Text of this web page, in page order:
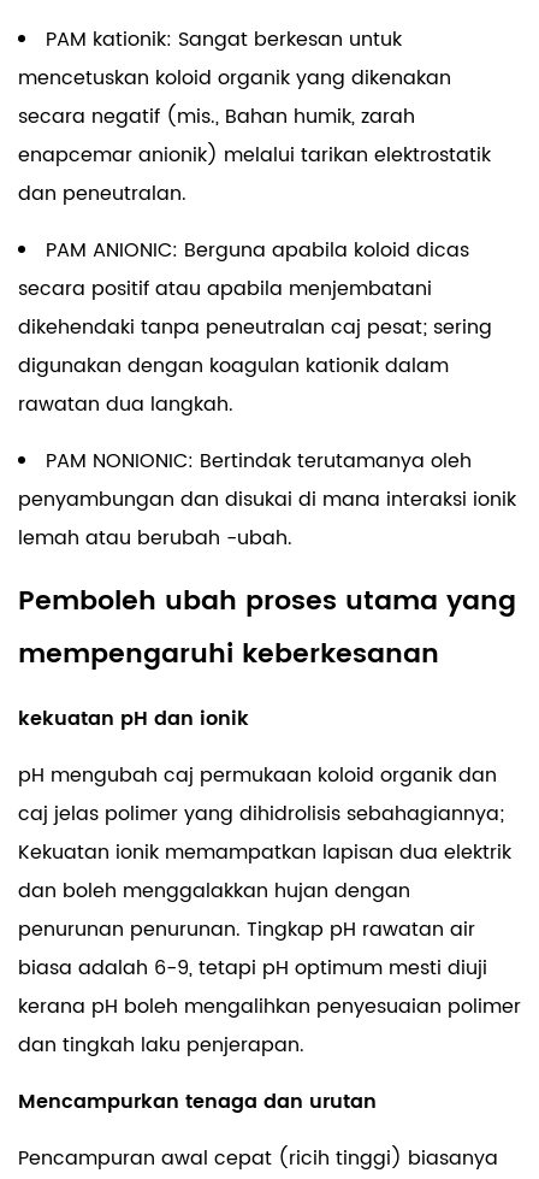
PAM kationik: Sangat berkesan untuk
mencetuskan koloid organik yang dikenakan
secara negatif (mis., Bahan humik, zarah
enapcemar anionik) melalui tarikan elektrostatik
dan peneutralan.
PAM ANIONIC: Berguna apabila koloid dicas
secara positif atau apabila menjembatani
dikehendaki tanpa peneutralan caj pesat; sering
digunakan dengan koagulan kationik dalam
rawatan dua langkah.
PAM NONIONIC: Bertindak terutamanya oleh
penyambungan dan disukai di mana interaksi ionik
lemah atau berubah -ubah.
Pemboleh ubah proses utama yang
mempengaruhi keberkesanan
kekuatan pH dan ionik
pH mengubah caj permukaan koloid organik dan
caj jelas polimer yang dihidrolisis sebahagiannya;
Kekuatan ionik memampatkan lapisan dua elektrik
dan boleh menggalakkan hujan dengan
penurunan penurunan. Tingkap pH rawatan air
biasa adalah 6-9, tetapi pH optimum mesti diuji
kerana pH boleh mengalihkan penyesuaian polimer
dan tingkah laku penjerapan.
Mencampurkan tenaga dan urutan
Pencampuran awal cepat (ricih tinggi) biasanya